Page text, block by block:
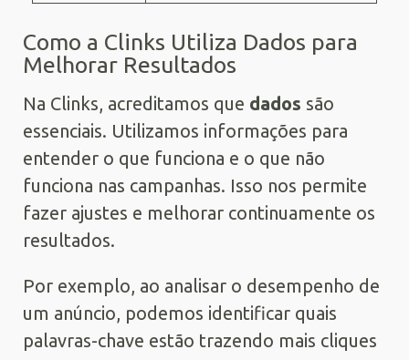
Como a Clinks Utiliza Dados para
Melhorar Resultados
Na Clinks, acreditamos que dados são
essenciais. Utilizamos informações para
entender o que funciona e o que não
funciona nas campanhas. Isso nos permite
fazer ajustes e melhorar continuamente os
resultados.
Por exemplo, ao analisar o desempenho de
um anúncio, podemos identificar quais
palavras-chave estão trazendo mais cliques